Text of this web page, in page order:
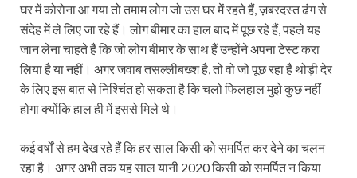
घर में कोरोना आ गया तो तमाम लोग जो उस घर में रहते हैं, ज़बरदस्त ढंग से
संदेह में ले लिए जा रहे हैं। लोग बीमार का हाल बाद में पूछ रहे हैं, पहले यह
जान लेना चाहते हैं कि जो लोग बीमार के साथ हैं उन्होंने अपना टेस्ट करा
लिया है या नहीं। अगर जवाब तसल्लीबख्श है, तो वो जो पूछ रहा है थोड़ी देर
के लिए इस बात से निश्चिंत हो सकता है कि चलो फिलहाल मुझे कुछ नहीं
होगा क्योंकि हाल ही में इससे मिले थे।
कई वर्षों से हम देख रहे हैं कि हर साल किसी को समर्पित कर देने का चलन
रहा है। अगर अभी तक यह साल यानी 2020 किसी को समर्पित न किया